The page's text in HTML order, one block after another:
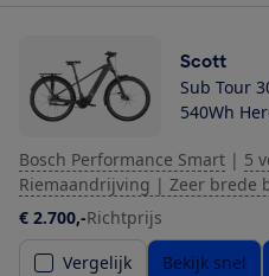
Scott
Sub Tour
540Wh
Bosch Performance Smart | 5
Riemaandrijving | Zeer brede
€ 2.700,-Richtprijs
Vergelijk
Bekijk snel